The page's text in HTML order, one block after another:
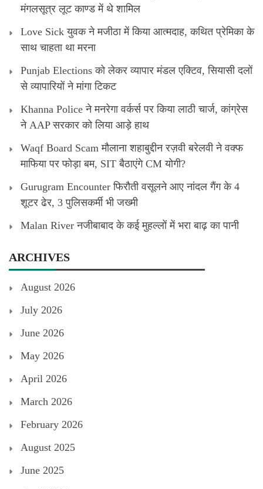
मंगलसूत्र लूट काण्‍ड में थे शामिल
Love Sick युवक ने मजीठा में किया आत्मदाह, कथित प्रेमिका के
साथ चाहता था मरना
Punjab Elections को लेकर व्यापार मंडल एक्टिव, सियासी दलों
से व्यापारियों ने मांगा टिकट
Khanna Police ने मनरेगा वर्कर्स पर किया लाठी चार्ज, कांग्रेस
ने AAP सरकार को लिया आड़े हाथ
Waqf Board Scam मौलाना शहाबुद्दीन रज़वी बरेलवी ने वक्फ
माफिया पर फोड़ा बम, SIT बैठाएंगे CM योगी?
Gurugram Encounter फिरौती वसूलने आए नांदल गैंग के 4
शूटर ढेर, 3 पुलिसकर्मी भी जख्मी
Malan River नजीबाबाद के कई मुहल्लों में भरा बाढ़ का पानी
ARCHIVES
August 2026
July 2026
June 2026
May 2026
April 2026
March 2026
February 2026
August 2025
June 2025